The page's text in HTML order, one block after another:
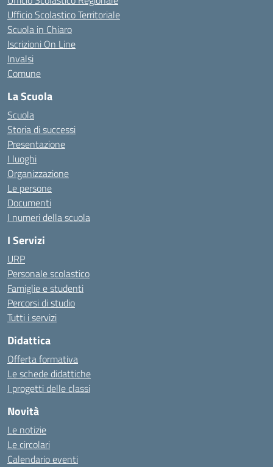
Ufficio Scolastico Territoriale
Scuola in Chiaro
Iscrizioni On Line
Invalsi
Comune
La Scuola
Scuola
Storia di successi
Presentazione
I luoghi
Organizzazione
Le persone
Documenti
I numeri della scuola
I Servizi
URP
Personale scolastico
Famiglie e studenti
Percorsi di studio
Tutti i servizi
Didattica
Offerta formativa
Le schede didattiche
I progetti delle classi
Novità
Le notizie
Le circolari
Calendario eventi